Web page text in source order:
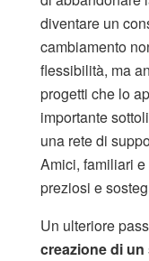
diventare un
cambiamento
flessibilità, ma
progetti che lo
importante
una rete di
Amici, familiari
preziosi e
Un ulteriore
creazione di